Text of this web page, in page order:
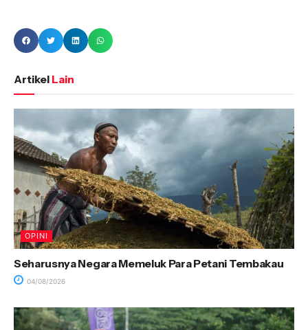
Artikel Lain
OPINI
Seharusnya Negara Memeluk Para Petani Tembakau
04/08/2026